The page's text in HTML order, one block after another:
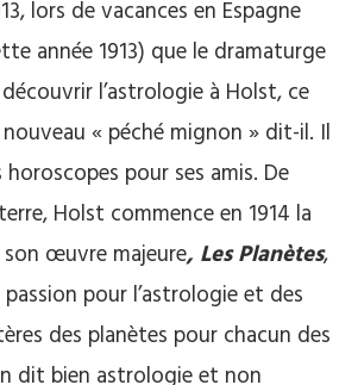
lors de vacances en Espagne
année 1913) que le dramaturge
l’astrologie à Holst, ce
« péché mignon » dit-il. Il
pour ses amis. De
Holst commence en 1914 la
œuvre majeure, Les Planètes,
passion pour l’astrologie et des
des planètes pour chacun des
dit bien astrologie et non